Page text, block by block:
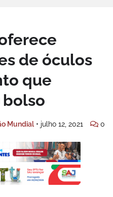
de óculos
que
bolso
Mundial • julho 12, 2021 0